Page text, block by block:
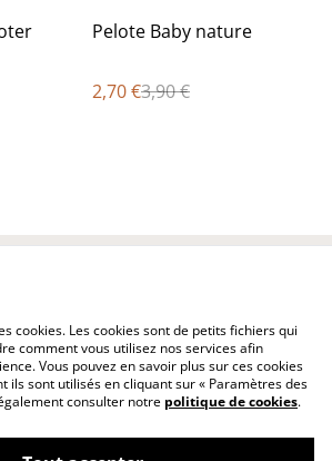
%
Pelote Baby nature
2,70 €3,90 €
de
Politique de cookies
cookies. Les cookies sont de petits fichiers qui
comment vous utilisez nos services afin
Vous pouvez en savoir plus sur ces cookies
ils sont utilisés en cliquant sur « Paramètres des
consulter notre politique de cookies.